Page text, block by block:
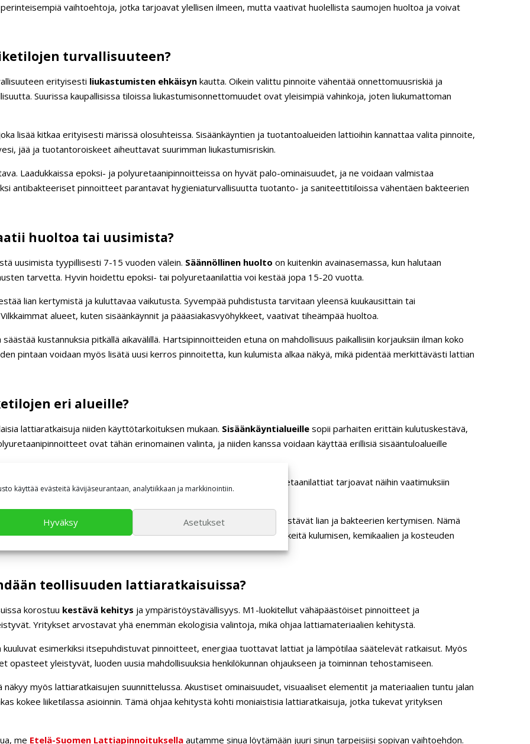
käyttää evästeitä kävijäseurantaan, analytiikkaan ja markkinointiin.
Hyväksy Asetukset
vaihtoehtoja, jotka tarjoavat ylellisen ilmeen, mutta vaativat huolellista saumojen huoltoa ja voivat
turvallisuuteen?
erityisesti liukastumisten ehkäisyn kautta. Oikein valittu pinnoite vähentää onnettomuusriskiä ja
Suurissa kaupallisissa tiloissa liukastumisonnettomuudet ovat yleisimpiä vahinkoja, joten liukumattoman
lisää kitkaa erityisesti märissä olosuhteissa. Sisäänkäyntien ja tuotantoalueiden lattioihin kannattaa valita pinnoite,
jää ja tuotantoroiskeet aiheuttavat suurimman liukastumisriskin.
Laadukkaissa epoksi- ja polyuretaanipinnoitteissa on hyvät palo-ominaisuudet, ja ne voidaan valmistaa
antibakteeriset pinnoitteet parantavat hygieniaturvallisuutta tuotanto- ja saniteettitiloissa vähentäen bakteerien
huoltoa tai uusimista?
uusimista tyypillisesti 7-15 vuoden välein. Säännöllinen huolto on kuitenkin avainasemassa, kun halutaan
tarvetta. Hyvin hoidettu epoksi- tai polyuretaanilattia voi kestää jopa 15-20 vuotta.
lian kertymistä ja kuluttavaa vaikutusta. Syvempää puhdistusta tarvitaan yleensä kuukausittain tai
alueet, kuten sisäänkäynnit ja pääasiakasvyöhykkeet, vaativat tiheämpää huoltoa.
kustannuksia pitkällä aikavälillä. Hartsipinnoitteiden etuna on mahdollisuus paikallisiin korjauksiin ilman koko
pintaan voidaan myös lisätä uusi kerros pinnoitetta, kun kulumista alkaa näkyä, mikä pidentää merkittävästi lattian
eri alueille?
lattiaratkaisuja niiden käyttötarkoituksen mukaan. Sisäänkäyntialueille sopii parhaiten erittäin kulutuskestävä,
ovat tähän erinomainen valinta, ja niiden kanssa voidaan käyttää erillisiä sisääntuloalueille
helppo puhdistettavuus. Epoksipinnoitteet ja korkealaatuiset polyuretaanilattiat tarjoavat näihin vaatimuksiin
joten monipuoliset väri- ja kuviovaihtoehdot ovat eduksi.
Saumattomat pinnoitteet, kuten polyuretaani ja epoksi, estävät lian ja bakteerien kertymisen. Nämä
Varastoalueilla taas betonin suojaus- ja pinnoitusratkaisut ovat tärkeitä kulumisen, kemikaalien ja kosteuden
teollisuuden lattiaratkaisuissa?
korostuu kestävä kehitys ja ympäristöystävällisyys. M1-luokitellut vähäpäästöiset pinnoitteet ja
Yritykset arvostavat yhä enemmän ekologisia valintoja, mikä ohjaa lattiamateriaalien kehitystä.
esimerkiksi itsepuhdistuvat pinnoitteet, energiaa tuottavat lattiat ja lämpötilaa säätelevät ratkaisut. Myös
yleistyvät, luoden uusia mahdollisuuksia henkilökunnan ohjaukseen ja toiminnan tehostamiseen.
näkyy myös lattiaratkaisujen suunnittelussa. Akustiset ominaisuudet, visuaaliset elementit ja materiaalien tuntu jalan
kokee liiketilassa asioinnin. Tämä ohjaa kehitystä kohti moniaistisia lattiaratkaisuja, jotka tukevat yrityksen
me Etelä-Suomen Lattiapinnoituksella autamme sinua löytämään juuri sinun tarpeisiisi sopivan vaihtoehdon.